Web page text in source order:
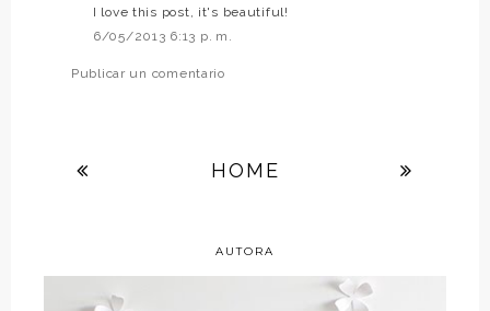
I love this post, it's beautiful!
6/05/2013 6:13 p. m.
Publicar un comentario
HOME
AUTORA